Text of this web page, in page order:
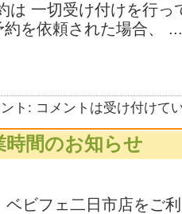
は 一切受け付けを行っ
約を依頼された場合、 ...
ト: コメントは受け付けて
時間のお知らせ
ベビフェ二日市店をご